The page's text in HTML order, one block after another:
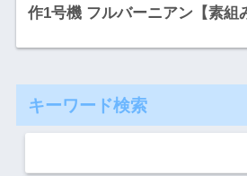
作1号機 フルバーニアン【素組
キーワード検索